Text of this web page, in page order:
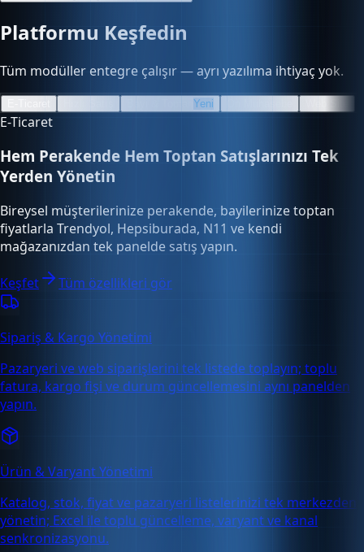
Tüm modüller entegre çalışır — ayrı yazılıma ihtiyaç yok.
E-Ticaret Hızlı Satış Bayi & Toptan Yeni Ön Muhasebe Web Site
E-Ticaret
Hem Perakende Hem Toptan Satışlarınızı Tek
Yerden Yönetin
Bireysel müşterilerinize perakende, bayilerinize toptan
fiyatlarla Trendyol, Hepsiburada, N11 ve kendi
mağazanızdan tek panelde satış yapın.
Keşfet Tüm özellikleri gör
Sipariş & Kargo Yönetimi
Pazaryeri ve web siparişlerini tek listede toplayın; toplu
fatura, kargo fişi ve durum güncellemesini aynı panelden
yapın.
Ürün & Varyant Yönetimi
Katalog, stok, fiyat ve pazaryeri listelerinizi tek merkezden
yönetin; Excel ile toplu güncelleme, varyant ve kanal
senkronizasyonu.